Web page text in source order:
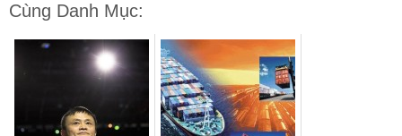
Cùng Danh Mục: